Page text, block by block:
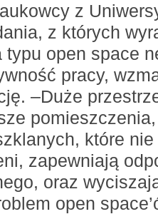
z
z których
typu open space
pracy,
–Duże
które
zapewniają
oraz
open